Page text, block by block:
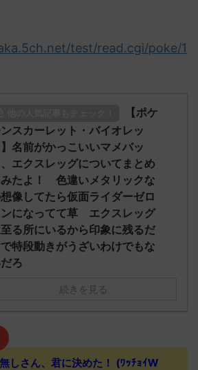
test/read.cgi/poke/1
【ポケ
スカーレット・バイオレッ
】名前がかっこいいマメバッ
エクスレッグについてまとめ
たよ！ 色違いメタリックな
像してたら仮面ライダーゼロ
ンになってて草 エクスレッグ
る所にいるから印象に残るだ
特段動きがうざいわけでもな
ろ
続きを見る
しさん、君に決めた！ (ﾜｯﾁｮｲW